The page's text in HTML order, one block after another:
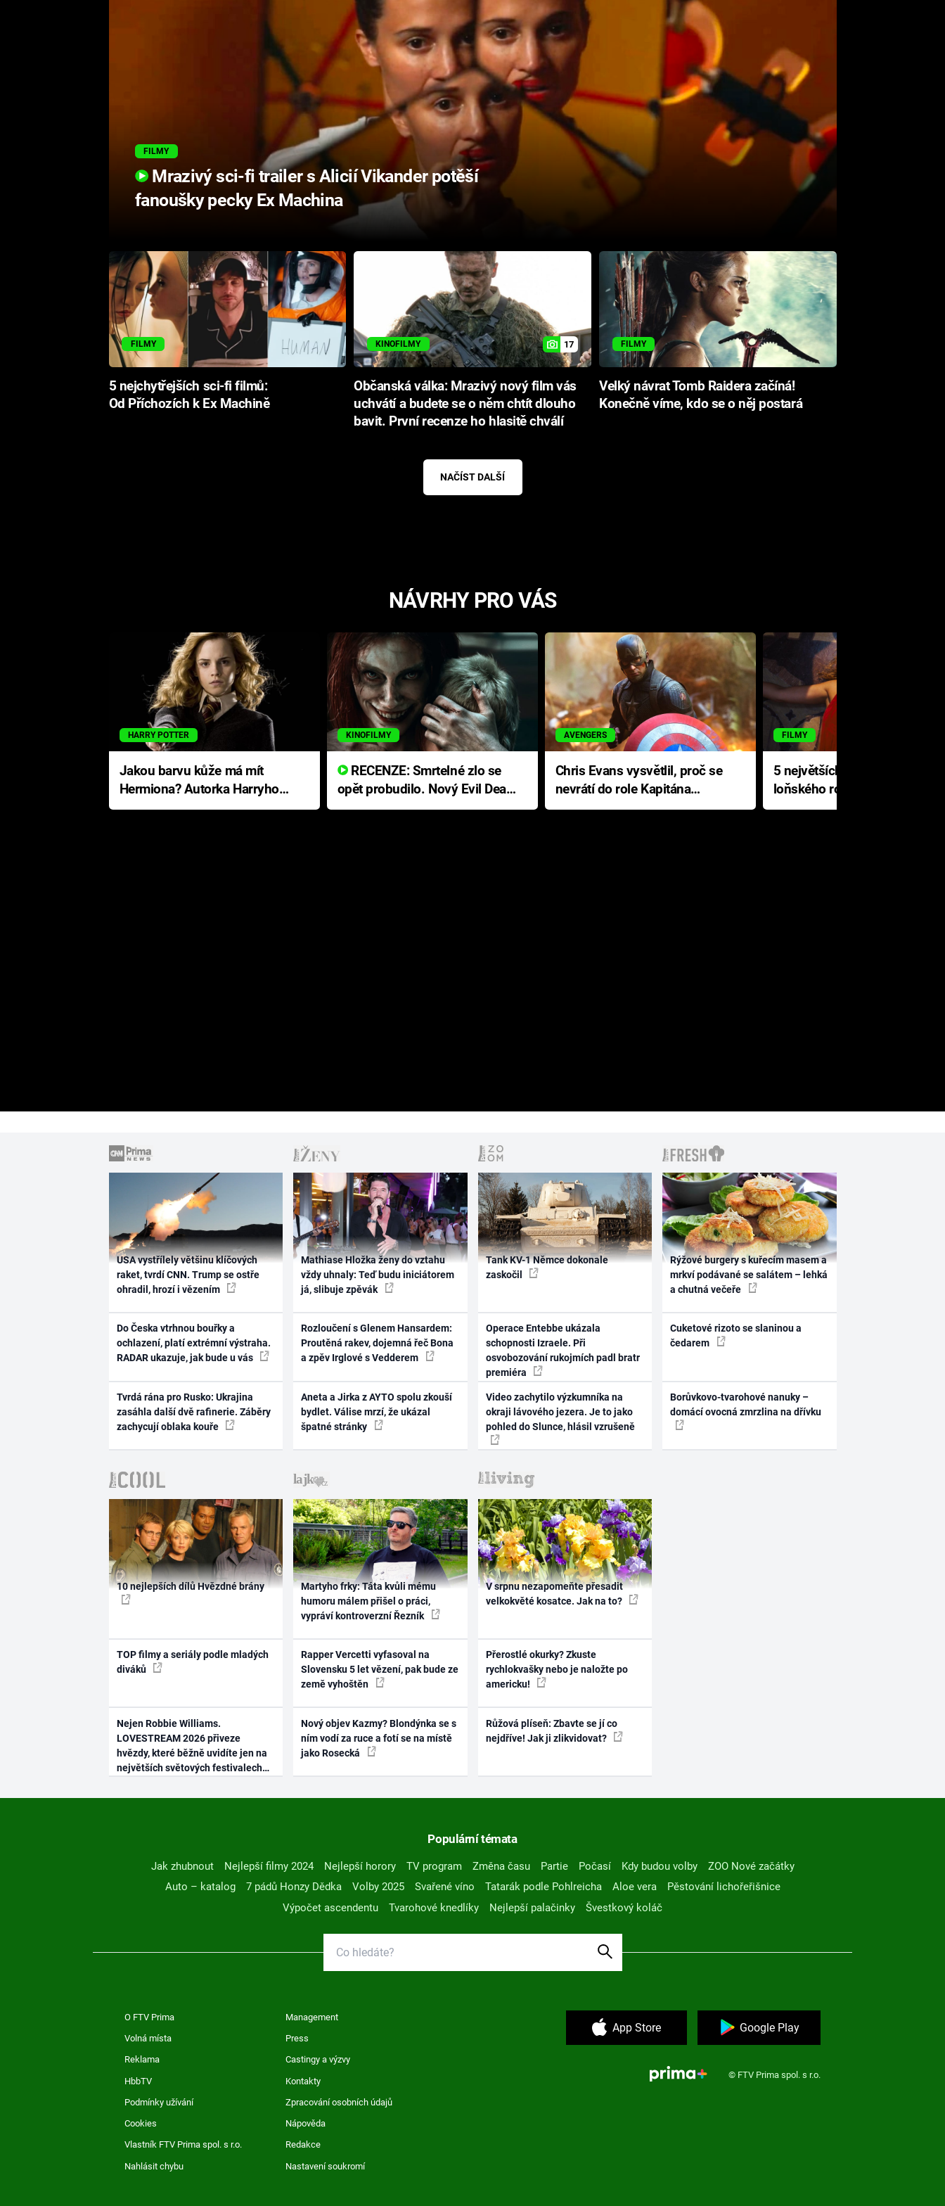
FILMY
Mrazivý sci-fi trailer s Alicií Vikander potěší
fanoušky pecky Ex Machina
FILMY
5 nejchytřejších sci-fi filmů:
Od Příchozích k Ex Machině
KINOFILMY 17
Občanská válka: Mrazivý nový film vás
uchvátí a budete se o něm chtít dlouho
bavit. První recenze ho hlasitě chválí
FILMY
Velký návrat Tomb Raidera začíná!
Konečně víme, kdo se o něj postará
NAČÍST DALŠÍ
NÁVRHY PRO VÁS
HARRY POTTER
Jakou barvu kůže má mít
Hermiona? Autorka Harryho
Pottera přišla s ráznou
KINOFILMY
RECENZE: Smrtelné zlo se
opět probudilo. Nový Evil Dead
přichází s neodolatelnou
AVENGERS
Chris Evans vysvětlil, proč se
nevrátí do role Kapitána
Ameriky
FILMY
5 největších propadáků
loňského roku: Disney na
jediné katastrofě prodělal 200
USA vystřílely většinu klíčových
raket, tvrdí CNN. Trump se ostře
ohradil, hrozí i vězením
Do Česka vtrhnou bouřky a
ochlazení, platí extrémní výstraha.
RADAR ukazuje, jak bude u vás
Tvrdá rána pro Rusko: Ukrajina
zasáhla další dvě rafinerie. Záběry
zachycují oblaka kouře
Mathiase Hložka ženy do vztahu
vždy uhnaly: Teď budu iniciátorem
já, slibuje zpěvák
Rozloučení s Glenem Hansardem:
Proutěná rakev, dojemná řeč Bona
a zpěv Irglové s Vedderem
Aneta a Jirka z AYTO spolu zkouší
bydlet. Válise mrzí, že ukázal
špatné stránky
Tank KV-1 Němce dokonale
zaskočil
Operace Entebbe ukázala
schopnosti Izraele. Při
osvobozování rukojmích padl bratr
premiéra
Video zachytilo výzkumníka na
okraji lávového jezera. Je to jako
pohled do Slunce, hlásil vzrušeně
Rýžové burgery s kuřecím masem a
mrkví podávané se salátem – lehká
a chutná večeře
Cuketové rizoto se slaninou a
čedarem
Borůvkovo-tvarohové nanuky –
domácí ovocná zmrzlina na dřívku
10 nejlepších dílů Hvězdné brány
TOP filmy a seriály podle mladých
diváků
Nejen Robbie Williams.
LOVESTREAM 2026 přiveze
hvězdy, které běžně uvidíte jen na
největších světových festivalech
Martyho frky: Táta kvůli mému
humoru málem přišel o práci,
vypráví kontroverzní Řezník
Rapper Vercetti vyfasoval na
Slovensku 5 let vězení, pak bude ze
země vyhoštěn
Nový objev Kazmy? Blondýnka se s
ním vodí za ruce a fotí se na místě
jako Rosecká
V srpnu nezapomeňte přesadit
velkokvěté kosatce. Jak na to?
Přerostlé okurky? Zkuste
rychlokvašky nebo je naložte po
americku!
Růžová plíseň: Zbavte se jí co
nejdříve! Jak ji zlikvidovat?
Populární témata
Jak zhubnout Nejlepší filmy 2024 Nejlepší horory TV program Změna času Partie Počasí Kdy budou volby
ZOO Nové začátky
Auto – katalog
7 pádů Honzy Dědka Volby 2025 Svařené víno Tatarák podle Pohlreicha Aloe vera
Pěstování lichořeřišnice
Výpočet ascendentu
Tvarohové knedlíky Nejlepší palačinky Švestkový koláč
O FTV Prima Management
Volná místa Press
Reklama Castingy a výzvy
HbbTV Kontakty
Podmínky užívání Zpracování osobních údajů
Cookies Nápověda
Vlastník FTV Prima spol. s r.o. Redakce
Nahlásit chybu Nastavení soukromí
App Store Google Play
© FTV Prima spol. s r.o.